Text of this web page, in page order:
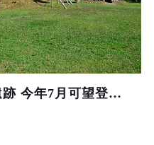
岩手・御所野繩文遺跡 今年7月可望登錄世界文化遺產